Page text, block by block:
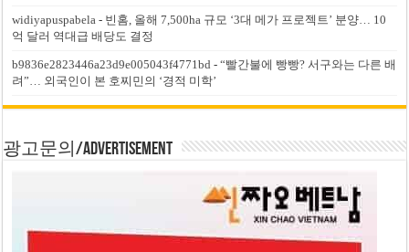
widiyapuspabela - 빈홈, 올해 7,500ha 규모 ‘3대 메가 프로젝트’ 분양… 10
억 달러 역대급 배당도 결정
b9836e2823446a23d9e005043f4771bd -“빨간불에 빵빵? 서구와는 다른 배
려”… 외국인이 본 호찌민의 ‘경적 미학’
광고문의/Advertisement